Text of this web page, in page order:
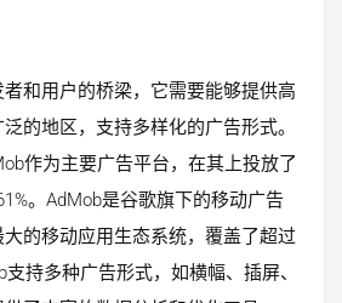
和用户的桥梁，它需要能够提供高
的地区，支持多样化的广告形式。
作为主要广告平台，在其上投放了
。AdMob是谷歌旗下的移动广告
的移动应用生态系统，覆盖了超过
持多种广告形式，如横幅、插屏、